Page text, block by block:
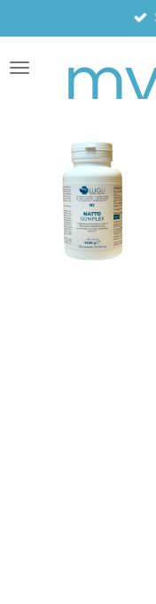
al
contenuto
principale